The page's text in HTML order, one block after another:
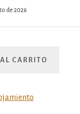
de 2026
CARRITO